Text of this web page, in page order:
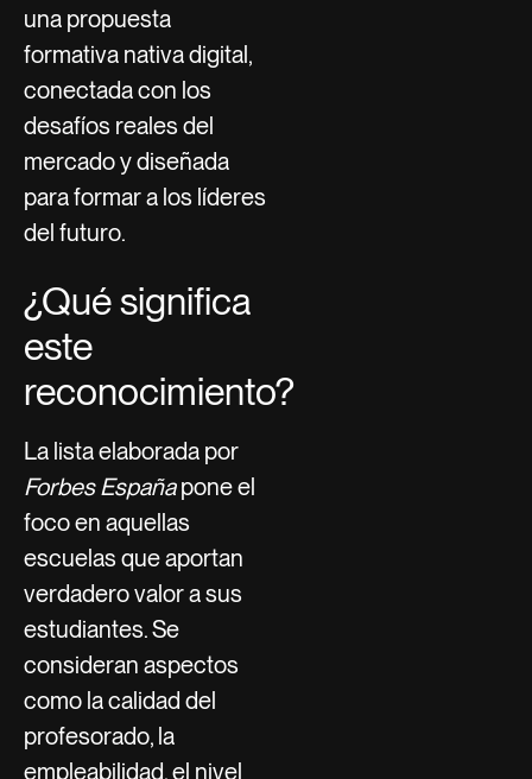
una propuesta
formativa nativa digital,
conectada con los
desafíos reales del
mercado y diseñada
para formar a los líderes
del futuro.
¿Qué significa
este
reconocimiento?
La lista elaborada por
Forbes Españapone el
foco en aquellas
escuelas que aportan
verdadero valor a sus
estudiantes. Se
consideran aspectos
como la calidad del
profesorado, la
empleabilidad, el nivel